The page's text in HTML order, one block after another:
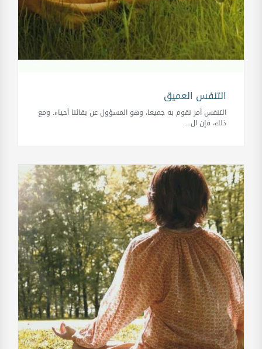
التنفس العميق
التنفس أمر نقوم به جميعا، وهو المسؤول عن بقائنا أحياء. ومع
ذلك، فإن ال...